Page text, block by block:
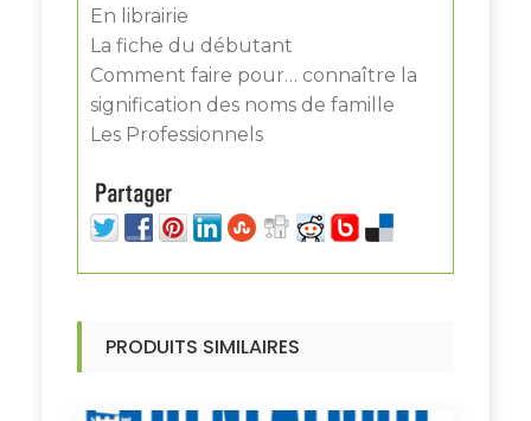
En librairie
La fiche du débutant
Comment faire pour… connaître la
signification des noms de famille
Les Professionnels
PRODUITS SIMILAIRES